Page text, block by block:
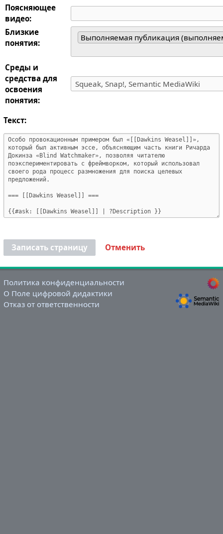
Поясняющее
видео:
Близкие
понятия:
Выполняемая публикация
Среды и
средства для
освоения
понятия:
Текст:
Записать страницу Отменить
Политика конфиденциальности
О Поле цифровой дидактики
Отказ от ответственности